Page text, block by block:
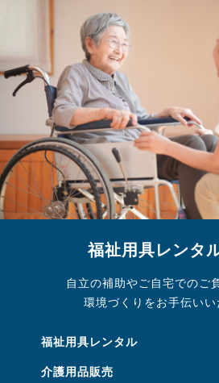
福祉用具レンタ
自立の補助やご自宅でのご
環境づくりをお手伝いい
福祉用具レンタル
介護用品販売